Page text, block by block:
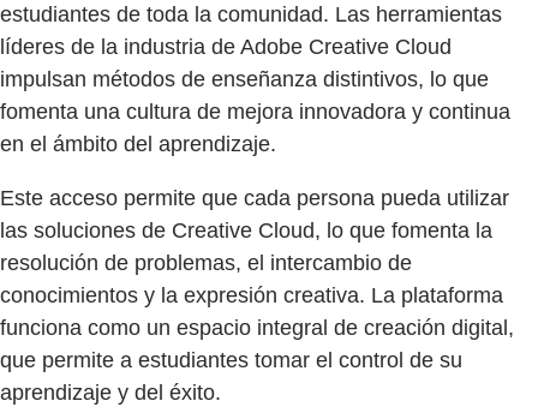
estudiantes de toda la comunidad. Las herramientas
líderes de la industria de Adobe Creative Cloud
impulsan métodos de enseñanza distintivos, lo que
fomenta una cultura de mejora innovadora y continua
en el ámbito del aprendizaje.
Este acceso permite que cada persona pueda utilizar
las soluciones de Creative Cloud, lo que fomenta la
resolución de problemas, el intercambio de
conocimientos y la expresión creativa. La plataforma
funciona como un espacio integral de creación digital,
que permite a estudiantes tomar el control de su
aprendizaje y del éxito.